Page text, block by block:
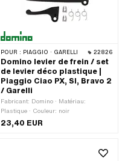
POUR : PIAGGIO · GARELLI 22826
Domino levier de frein / set
de levier déco plastique |
Piaggio Ciao PX, SI, Bravo 2
/ Garelli
Fabricant: Domino · Matériau:
Plastique · Couleur: noir
23,40 EUR